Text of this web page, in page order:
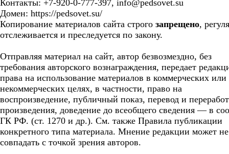
Контакты: +7-920-0-777-397, info@pedsovet.su
Домен: https://pedsovet.su/
Копирование материалов сайта строго запрещено,
отслеживается и преследуется по закону.
Отправляя материал на сайт, автор безвозмездно, без
требования авторского вознаграждения, передает
права на использование материалов в коммерческих или
некоммерческих целях, в частности, право на
воспроизведение, публичный показ, перевод и
произведения, доведение до всеобщего сведения — в
ГК РФ. (ст. 1270 и др.). См. также Правила публикации
конкретного типа материала. Мнение редакции может не
совпадать с точкой зрения авторов.